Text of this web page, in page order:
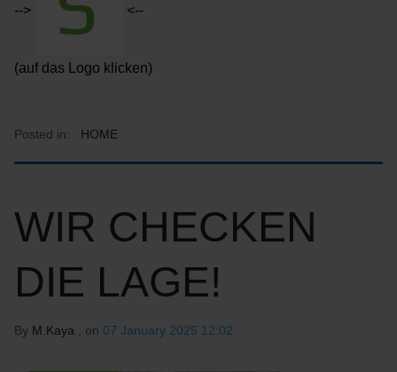
--> <--
(auf das Logo klicken)
Posted in: HOME
WIR CHECKEN
DIE LAGE!
By M.Kaya , on 07 January 2025 12:02